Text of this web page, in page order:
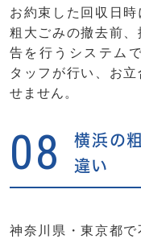
お約束した回収日時
粗大ごみの撤去前
告を行うシステム
タッフが行い、お
せません。
08
横浜の
違い
神奈川県・東京都